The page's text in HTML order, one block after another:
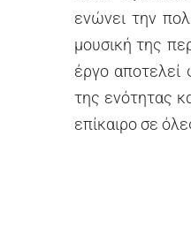
ενώνει την
μουσική της
έργο αποτελεί
της ενότητας
επίκαιρο σε